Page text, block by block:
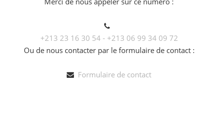
+213 23 16 30 54 - +213 06 99 34 09 72
Ou de nous contacter par le formulaire de contact :
Formulaire de contact